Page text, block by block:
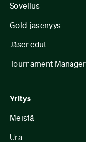
Sovellus
Gold-jäsenyys
Jäsenedut
Tournament Manager
Yritys
Meistä
Ura